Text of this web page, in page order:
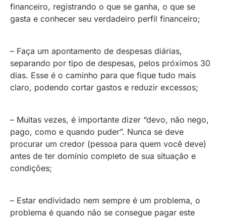
financeiro, registrando o que se ganha, o que se
gasta e conhecer seu verdadeiro perfil financeiro;
– Faça um apontamento de despesas diárias,
separando por tipo de despesas, pelos próximos 30
dias. Esse é o caminho para que fique tudo mais
claro, podendo cortar gastos e reduzir excessos;
– Muitas vezes, é importante dizer “devo, não nego,
pago, como e quando puder”. Nunca se deve
procurar um credor (pessoa para quem você deve)
antes de ter domínio completo de sua situação e
condições;
– Estar endividado nem sempre é um problema, o
problema é quando não se consegue pagar este